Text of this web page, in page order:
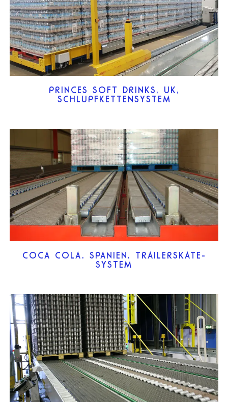
PRINCES SOFT DRINKS, UK,
SCHLUPFKETTENSYSTEM
COCA COLA, SPANIEN, TRAILERSKATE-
SYSTEM